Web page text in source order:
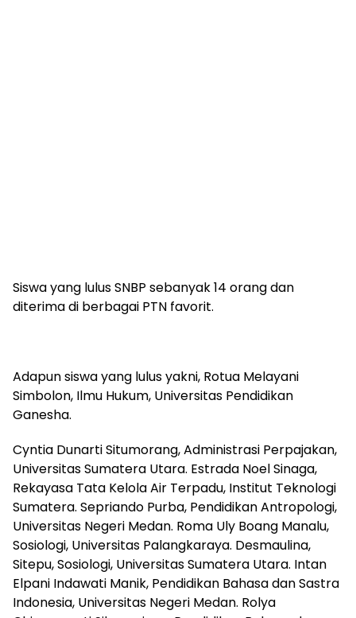
Siswa yang lulus SNBP sebanyak 14 orang dan
diterima di berbagai PTN favorit.
Adapun siswa yang lulus yakni, Rotua Melayani
Simbolon, Ilmu Hukum, Universitas Pendidikan
Ganesha.
Cyntia Dunarti Situmorang, Administrasi Perpajakan,
Universitas Sumatera Utara. Estrada Noel Sinaga,
Rekayasa Tata Kelola Air Terpadu, Institut Teknologi
Sumatera. Sepriando Purba, Pendidikan Antropologi,
Universitas Negeri Medan. Roma Uly Boang Manalu,
Sosiologi, Universitas Palangkaraya. Desmaulina,
Sitepu, Sosiologi, Universitas Sumatera Utara. Intan
Elpani Indawati Manik, Pendidikan Bahasa dan Sastra
Indonesia, Universitas Negeri Medan. Rolya